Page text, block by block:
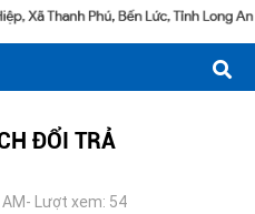
ĐỔI TRẢ
- Lượt xem: 54